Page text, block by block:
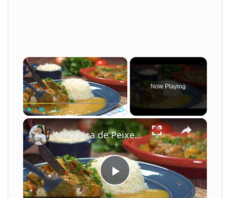
×
Fullscreen
Now Playing
×
P
Moqueca de Peixe com Leite de Coco e Camarão